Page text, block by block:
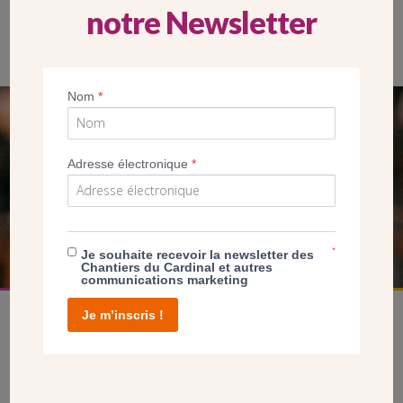
Le mur vitrail (derrière le chœur) a été restauré au printemps
2019.
SEUL VOTRE DON
NOUS PERMET D’AGIR
FAIRE UN DON
notre Newsletter
Nom*
Adresse électronique*
Je souhaite recevoir la newsletter des
Chantiers du Cardinal et autres
communications marketing
*
Je m’inscris !